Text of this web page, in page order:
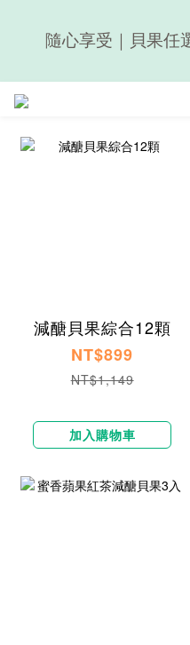
隨心享受｜貝果任
隨心享受｜貝果任
新會員送50元購物
減醣貝果綜合12顆
NT$899
NT$1,149
加入購物車